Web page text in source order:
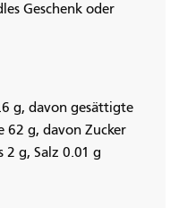
Geschenk oder
g, davon gesättigte
62 g, davon Zucker
2 g, Salz 0.01 g